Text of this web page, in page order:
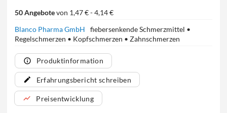
50 Angebotevon 1,47 € - 4,14 €
Blanco Pharma GmbH
fiebersenkende Schmerzmittel •
Regelschmerzen • Kopfschmerzen • Zahnschmerzen
Produktinformation
Erfahrungsbericht schreiben
Preisentwicklung